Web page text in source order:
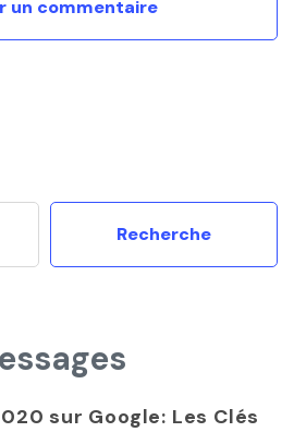
Recherche
sur Google: Les Clés